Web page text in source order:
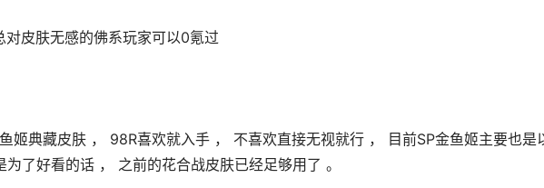
姬典藏皮肤 ， 98R喜欢就入手 ， 不喜欢直接无视就行 ， 目前SP金鱼姬主要也是
了好看的话 ， 之前的花合战皮肤已经足够用了 。